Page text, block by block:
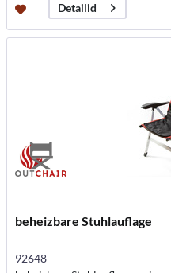
Detailid
beheizbare Stuhlauflage
92648